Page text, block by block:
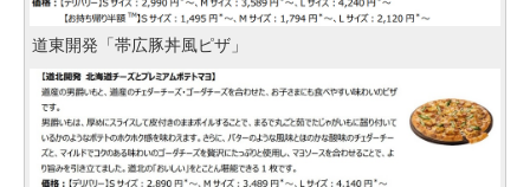
道東開発「帯広豚丼風ピザ」